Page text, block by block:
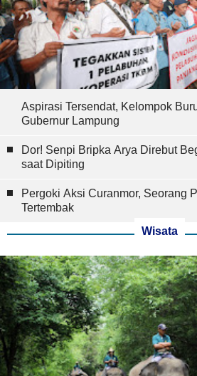
Aspirasi Tersendat, Kelompok
Gubernur Lampung
Dor! Senpi Bripka Arya Direbut
saat Dipiting
Pergoki Aksi Curanmor, Seorang
Tertembak
Wisata